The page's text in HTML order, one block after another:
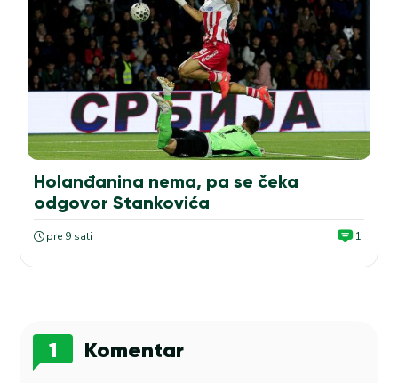
Holanđanina nema, pa se čeka
odgovor Stankovića
pre 9 sati 1
1 Komentar